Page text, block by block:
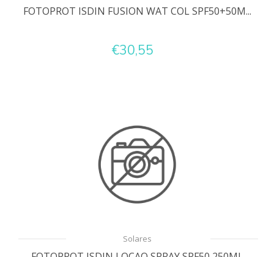
FOTOPROT ISDIN FUSION WAT COL SPF50+50M...
€30,55
Solares